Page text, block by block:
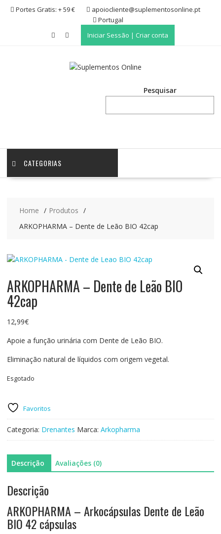
Skip Portes Gratis: + 59 €
apoiocliente@suplementosonline.pt
Portugal
Iniciar Sessão | Criar conta
Pesquisar
CATEGORIAS
Home
Produtos
ARKOPHARMA – Dente de Leão BIO 42cap
ARKOPHARMA – Dente de Leão BIO
42cap
12,99€
Apoie a função urinária com Dente de Leão BIO.
Eliminação natural de líquidos com origem vegetal.
Esgotado
Favoritos
Categoria: Drenantes Marca: Arkopharma
Descrição Avaliações (0)
Descrição
ARKOPHARMA – Arkocápsulas Dente de Leão
BIO 42 cápsulas